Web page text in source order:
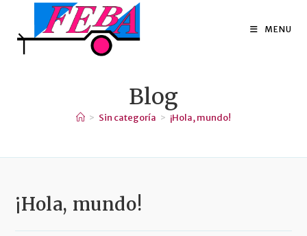
content
MENU
Blog
> Sin categoría > ¡Hola, mundo!
¡Hola, mundo!